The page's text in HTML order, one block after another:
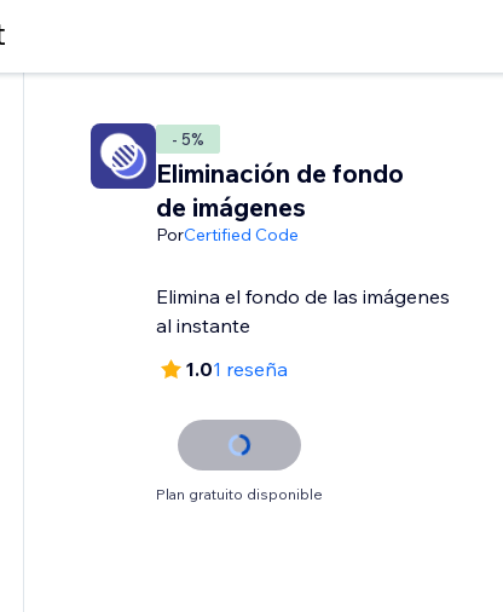
- 5%
Eliminación de fondo
de imágenes
PorCertified Code
Elimina el fondo de las imágenes
al instante
1.01 reseña
Plan gratuito disponible